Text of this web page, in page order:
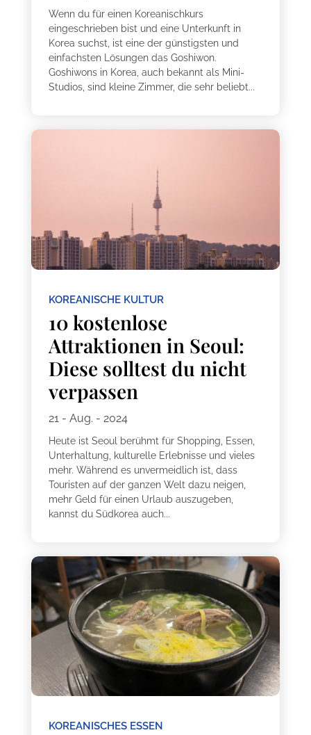
Wenn du für einen Koreanischkurs
eingeschrieben bist und eine Unterkunft in
Korea suchst, ist eine der günstigsten und
einfachsten Lösungen das Goshiwon.
Goshiwons in Korea, auch bekannt als Mini-
Studios, sind kleine Zimmer, die sehr beliebt...
KOREANISCHE KULTUR
10 kostenlose
Attraktionen in Seoul:
Diese solltest du nicht
verpassen
21 - Aug. - 2024
Heute ist Seoul berühmt für Shopping, Essen,
Unterhaltung, kulturelle Erlebnisse und vieles
mehr. Während es unvermeidlich ist, dass
Touristen auf der ganzen Welt dazu neigen,
mehr Geld für einen Urlaub auszugeben,
kannst du Südkorea auch...
KOREANISCHES ESSEN